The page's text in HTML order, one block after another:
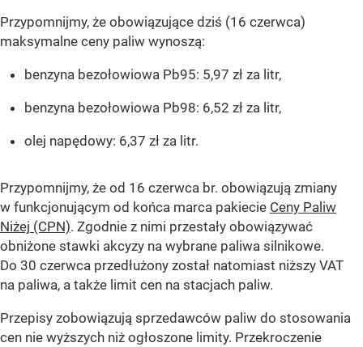
Przypomnijmy, że obowiązujące dziś (16 czerwca)
maksymalne ceny paliw wynoszą:
benzyna bezołowiowa Pb95: 5,97 zł za litr,
benzyna bezołowiowa Pb98: 6,52 zł za litr,
olej napędowy: 6,37 zł za litr.
Przypomnijmy, że od 16 czerwca br. obowiązują zmiany
w funkcjonującym od końca marca pakiecie Ceny Paliw
Niżej (CPN). Zgodnie z nimi przestały obowiązywać
obniżone stawki akcyzy na wybrane paliwa silnikowe.
Do 30 czerwca przedłużony został natomiast niższy VAT
na paliwa, a także limit cen na stacjach paliw.
Przepisy zobowiązują sprzedawców paliw do stosowania
cen nie wyższych niż ogłoszone limity. Przekroczenie